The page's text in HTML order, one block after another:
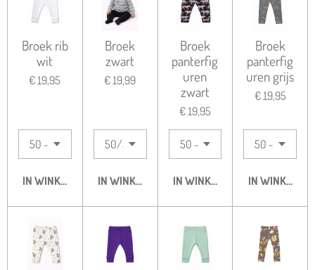
Broek rib
wit
€ 19,95
IN WINKELWAGEN
Broek
zwart
€ 19,99
IN WINKELWAGEN
Broek
panterfig
uren
zwart
€ 19,95
IN WINKELWAGEN
Broek
panterfig
uren grijs
€ 19,95
IN